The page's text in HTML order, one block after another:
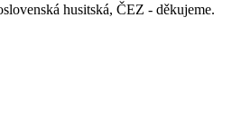
husitská, ČEZ - děkujeme.